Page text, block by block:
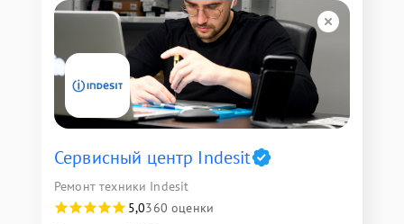
Сервисный центр Indesit
Ремонт техники Indesit
5,0360 оценки